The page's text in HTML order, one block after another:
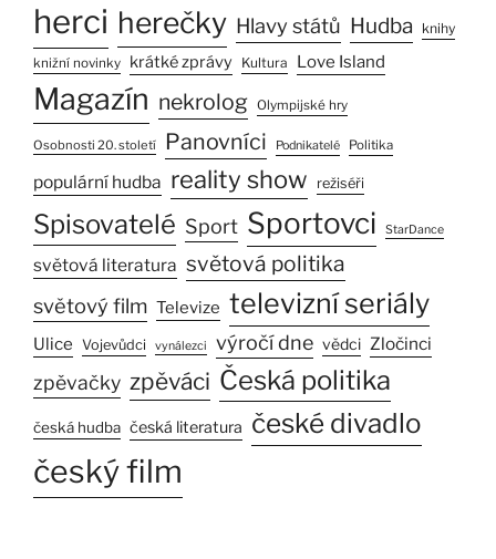
herci herečky Hlavy států Hudba knihy
knižní novinky krátké zprávy Kultura Love Island
Magazín nekrolog Olympijské hry
Osobnosti 20. století Panovníci Podnikatelé Politika
populární hudba reality show režiséři
Spisovatelé Sport Sportovci StarDance
světová literatura světová politika
světový film Televize televizní seriály
Ulice Vojevůdci vynálezci výročí dne vědci Zločinci
zpěvačky zpěváci Česká politika
česká hudba česká literatura české divadlo
český film